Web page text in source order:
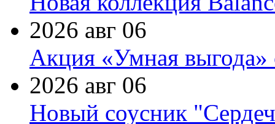
2026 авг 06
Акция «Умная выгода»
2026 авг 06
Новый соусник